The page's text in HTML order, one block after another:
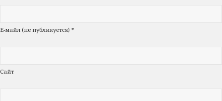
Е-майл (не публикуется) *
Сайт